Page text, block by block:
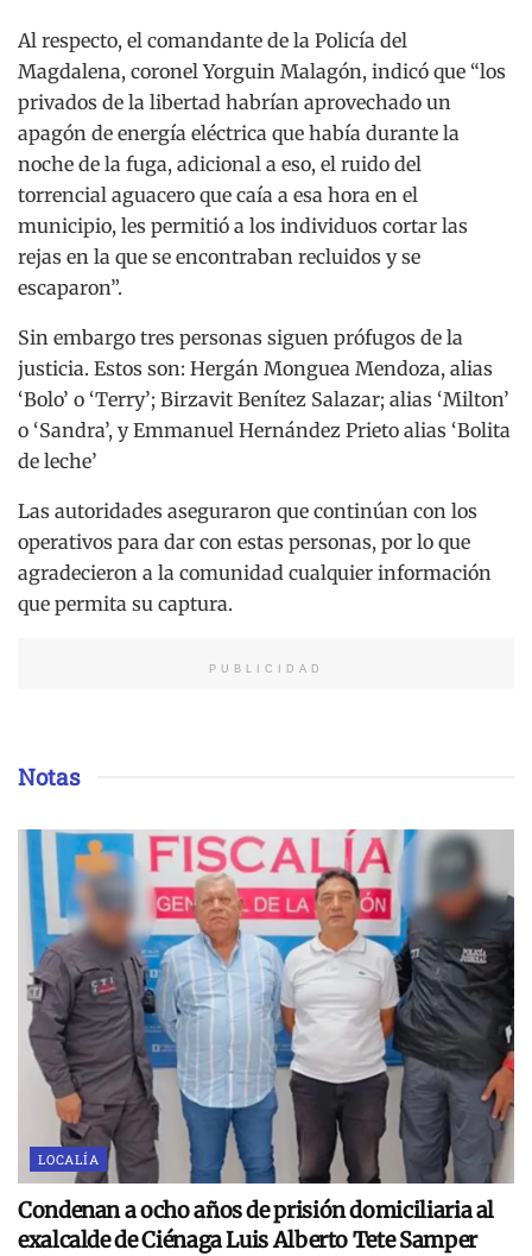
Al respecto, el comandante de la Policía del
Magdalena, coronel Yorguin Malagón, indicó que “los
privados de la libertad habrían aprovechado un
apagón de energía eléctrica que había durante la
noche de la fuga, adicional a eso, el ruido del
torrencial aguacero que caía a esa hora en el
municipio, les permitió a los individuos cortar las
rejas en la que se encontraban recluidos y se
escaparon”.
Sin embargo tres personas siguen prófugos de la
justicia. Estos son: Hergán Monguea Mendoza, alias
‘Bolo’ o ‘Terry’; Birzavit Benítez Salazar; alias ‘Milton’
o ‘Sandra’, y Emmanuel Hernández Prieto alias ‘Bolita
de leche’
Las autoridades aseguraron que continúan con los
operativos para dar con estas personas, por lo que
agradecieron a la comunidad cualquier información
que permita su captura.
PUBLICIDAD
Notas
LOCALÍA
Condenan a ocho años de prisión domiciliaria al
exalcalde de Ciénaga Luis Alberto Tete Samper